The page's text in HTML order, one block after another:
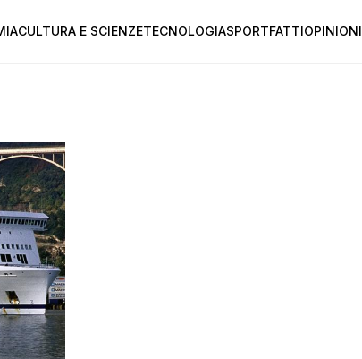
CULTURA E SCIENZETECNOLOGIASPORTFATTIOPINIONI